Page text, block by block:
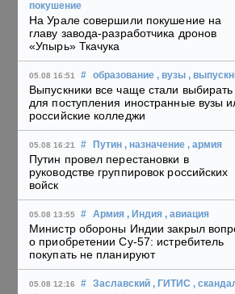
покушение
На Урале совершили покушение на
главу завода-разработчика дронов
«Упырь» Ткачука
05.08 16:51 # образование , вузы ,
Выпускники все чаще стали выбирать
для поступления иностранные вузы
российские колледжи
05.08 16:21 # Путин , назначение , армия
Путин провел перестановки в
руководстве группировок российских
войск
05.08 13:55 # Армия , Индия , авиация
Министр обороны Индии закрыл
о приобретении Су-57: истребитель
покупать не планируют
05.08 12:16 # Заславский , ГИТИС ,